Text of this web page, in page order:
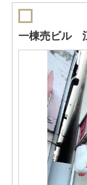
一棟売ビル